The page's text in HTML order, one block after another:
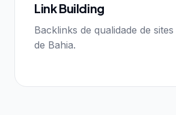
Link Building
Backlinks de qualidade de
de Bahia.